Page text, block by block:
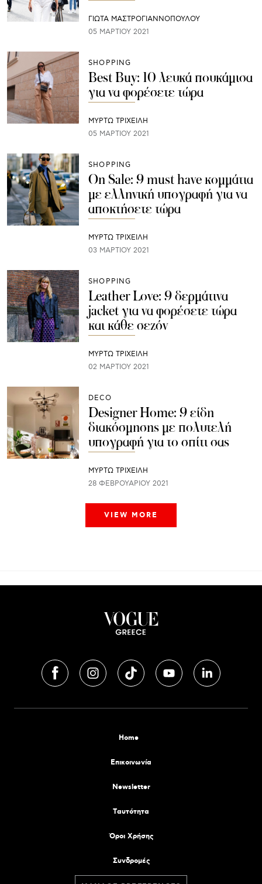
ΓΙΩΤΑ ΜΑΣΤΡΟΓΙΑΝΝΟΠΟΥΛΟΥ
05 ΜΑΡΤΊΟΥ 2021
SHOPPING
Best Buy: 10 λευκά πουκάμισα
για να φορέσετε τώρα
ΜΥΡΤΩ ΤΡΙΧΕΙΛΗ
05 ΜΑΡΤΊΟΥ 2021
SHOPPING
On Sale: 9 must have κομμάτια
με ελληνική υπογραφή για να
αποκτήσετε τώρα
ΜΥΡΤΩ ΤΡΙΧΕΙΛΗ
03 ΜΑΡΤΊΟΥ 2021
SHOPPING
Leather Love: 9 δερμάτινα
jacket για να φορέσετε τώρα
και κάθε σεζόν
ΜΥΡΤΩ ΤΡΙΧΕΙΛΗ
02 ΜΑΡΤΊΟΥ 2021
DECO
Designer Home: 9 είδη
διακόσμησης με πολυτελή
υπογραφή για το σπίτι σας
ΜΥΡΤΩ ΤΡΙΧΕΙΛΗ
28 ΦΕΒΡΟΥΑΡΊΟΥ 2021
VIEW MORE
Home
Επικοινωνία
Newsletter
Tαυτότητα
Όροι Χρήσης
Συνδρομές